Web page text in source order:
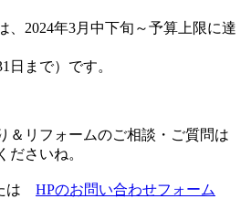
、2024年3月中下旬～予算上限に達
日まで）です。
＆リフォームのご相談・ご質問は
ださいね。
は HPのお問い合わせフォーム